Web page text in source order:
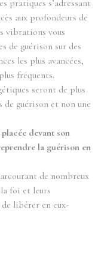
pratiques s’adressant
aux profondeurs de
vibrations vous
de guérison sur des
les plus avancées,
fréquents.
seront de plus
de guérison et non une
devant son
la guérison en
de nombreux
foi et leurs
libérer en eux-